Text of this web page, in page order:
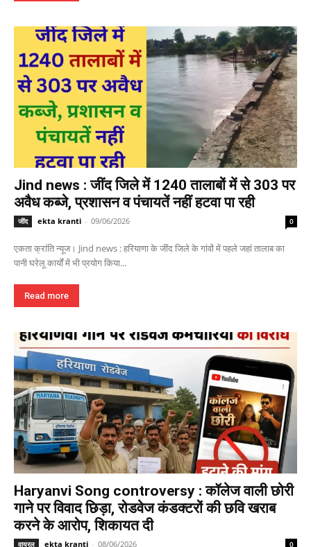
Jind news : जींद जिले में 1240 तालाबों में से 303 पर
अवैध कब्जे, प्रशासन व पंचायतें नहीं हटवा पा रही
जींद ekta kranti - 09/06/2026 0
एकता क्रांति न्यूज। Jind news : हरियाणा के जींद जिले के गांवों में पहले जहां तालाब का
पानी घरेलू कार्यों में भी प्रयोग किया...
Read more
Haryanvi Song controversy : कॉलेज वाली छोरी
गाने पर विवाद छिड़ा, रोडवेज कंडक्टरों की छवि खराब
करने के आरोप, शिकायत दी
वायरल ekta kranti - 08/06/2026 0